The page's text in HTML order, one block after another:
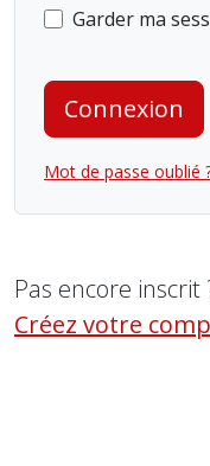
Garder ma
Connexion
Mot de passe oublié
Pas encore inscrit
Créez votre